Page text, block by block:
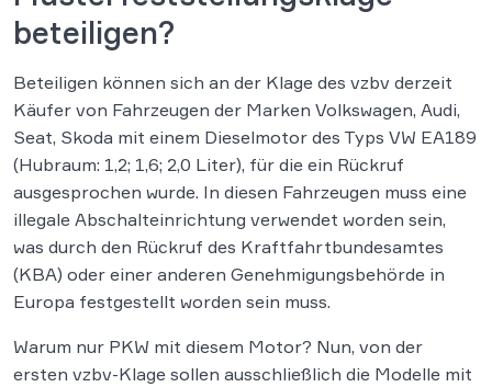
beteiligen?
Beteiligen können sich an der Klage des vzbv derzeit
Käufer von Fahrzeugen der Marken Volkswagen, Audi,
Seat, Skoda mit einem Dieselmotor des Typs VW EA189
(Hubraum: 1,2; 1,6; 2,0 Liter), für die ein Rückruf
ausgesprochen wurde. In diesen Fahrzeugen muss eine
illegale Abschalteinrichtung verwendet worden sein,
was durch den Rückruf des Kraftfahrtbundesamtes
(KBA) oder einer anderen Genehmigungsbehörde in
Europa festgestellt worden sein muss.
Warum nur PKW mit diesem Motor? Nun, von der
ersten vzbv-Klage sollen ausschließlich die Modelle mit